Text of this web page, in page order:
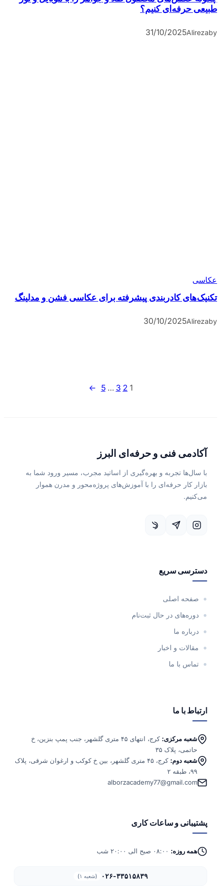
طبیعی حرفه‌ای کنیم؟
by
Alireza
31/10/2025
عکاسی
تکنیک‌های کادربندی پیشرفته برای عکاسی فشن و مدلینگ
by
Alireza
30/10/2025
1
2
3
…
5
→
آکادمی فنی و حرفه‌ای البرز
با سال‌ها تجربه و بهره‌گیری از اساتید مجرب، مسیر ورود شما به
بازار کار حرفه‌ای را با آموزش‌های پروژه‌محور و مدرن هموار
می‌کنیم.
دسترسی سریع
صفحه اصلی
دوره‌های در حال ثبت‌نام
درباره ما
مقالات و اخبار
تماس با ما
ارتباط با ما
شعبه مرکزی:
کرج، انتهای ۴۵ متری گلشهر، جنب پمپ بنزین، خ
حاتمی، پلاک ۳۵
شعبه دوم:
کرج، ۴۵ متری گلشهر، بین خ کوکب و ارغوان شرقی، پلاک
۹۹، طبقه ۲
alborzacademy77@gmail.com
پشتیبانی و ساعات کاری
همه روزه:
۰۲۶-۳۳۵۱۵۸۳۹ (شعبه ۱)